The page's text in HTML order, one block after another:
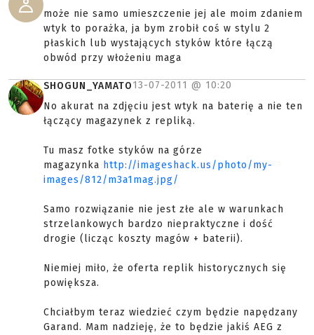
może nie samo umieszczenie jej ale moim zdaniem
wtyk to porażka, ja bym zrobił coś w stylu 2
płaskich lub wystających styków które łączą
obwód przy włożeniu maga
SHOGUN_YAMATO13-07-2011 @ 10:20
No akurat na zdjęciu jest wtyk na baterię a nie ten
łączący magazynek z repliką.
Tu masz fotke styków na górze
magazynka http://imageshack.us/photo/my-
images/812/m3a1mag.jpg/
Samo rozwiązanie nie jest złe ale w warunkach
strzelankowych bardzo niepraktyczne i dość
drogie (licząc koszty magów + baterii).
Niemiej miło, że oferta replik historycznych się
powiększa.
Chciałbym teraz wiedzieć czym będzie napędzany
Garand. Mam nadzieję, że to będzie jakiś AEG z